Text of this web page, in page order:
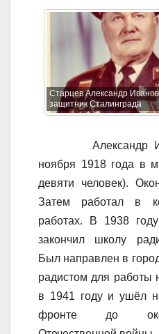
Старцев Александр
защитник Сталинграда
Александр
ноября 1918 года в
девяти человек).
Затем работал в
работах. В 1938
закончил школу
Был направлен в
радистом для работы
в 1941 году и ушёл
фронте до